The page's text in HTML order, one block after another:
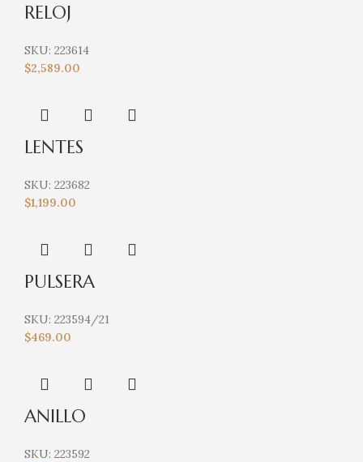
RELOJ
SKU: 223614
$2,589.00
LENTES
SKU: 223682
$1,199.00
PULSERA
SKU: 223594/21
$469.00
ANILLO
SKU: 223592